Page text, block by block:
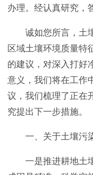
办理。经认真研究，
诚如您所言，土壤
区域土壤环境质量特
的建议，对深入打好
意义，我们将在工作
议，我们梳理了正在
究提出下一步措施。
一、关于土壤污染
一是推进耕地土壤